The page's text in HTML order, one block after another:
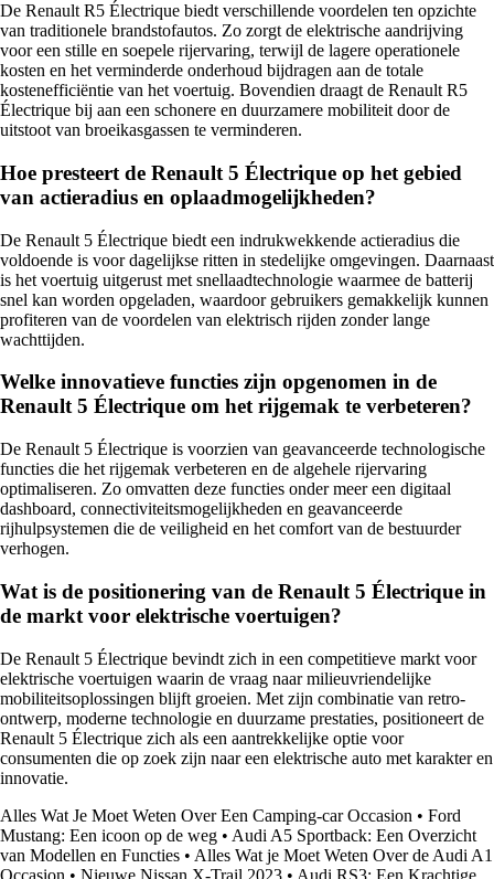
De Renault R5 Électrique biedt verschillende voordelen ten opzichte
van traditionele brandstofautos. Zo zorgt de elektrische aandrijving
voor een stille en soepele rijervaring, terwijl de lagere operationele
kosten en het verminderde onderhoud bijdragen aan de totale
kostenefficiëntie van het voertuig. Bovendien draagt de Renault R5
Électrique bij aan een schonere en duurzamere mobiliteit door de
uitstoot van broeikasgassen te verminderen.
Hoe presteert de Renault 5 Électrique op het gebied
van actieradius en oplaadmogelijkheden?
De Renault 5 Électrique biedt een indrukwekkende actieradius die
voldoende is voor dagelijkse ritten in stedelijke omgevingen. Daarnaast
is het voertuig uitgerust met snellaadtechnologie waarmee de batterij
snel kan worden opgeladen, waardoor gebruikers gemakkelijk kunnen
profiteren van de voordelen van elektrisch rijden zonder lange
wachttijden.
Welke innovatieve functies zijn opgenomen in de
Renault 5 Électrique om het rijgemak te verbeteren?
De Renault 5 Électrique is voorzien van geavanceerde technologische
functies die het rijgemak verbeteren en de algehele rijervaring
optimaliseren. Zo omvatten deze functies onder meer een digitaal
dashboard, connectiviteitsmogelijkheden en geavanceerde
rijhulpsystemen die de veiligheid en het comfort van de bestuurder
verhogen.
Wat is de positionering van de Renault 5 Électrique in
de markt voor elektrische voertuigen?
De Renault 5 Électrique bevindt zich in een competitieve markt voor
elektrische voertuigen waarin de vraag naar milieuvriendelijke
mobiliteitsoplossingen blijft groeien. Met zijn combinatie van retro-
ontwerp, moderne technologie en duurzame prestaties, positioneert de
Renault 5 Électrique zich als een aantrekkelijke optie voor
consumenten die op zoek zijn naar een elektrische auto met karakter en
innovatie.
Alles Wat Je Moet Weten Over Een Camping-car Occasion • Ford
Mustang: Een icoon op de weg • Audi A5 Sportback: Een Overzicht
van Modellen en Functies • Alles Wat je Moet Weten Over de Audi A1
Occasion • Nieuwe Nissan X-Trail 2023 • Audi RS3: Een Krachtige